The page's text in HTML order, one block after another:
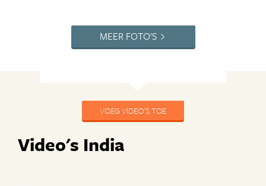
MEER FOTO'S
VOEG VIDEO'S TOE
Video's India